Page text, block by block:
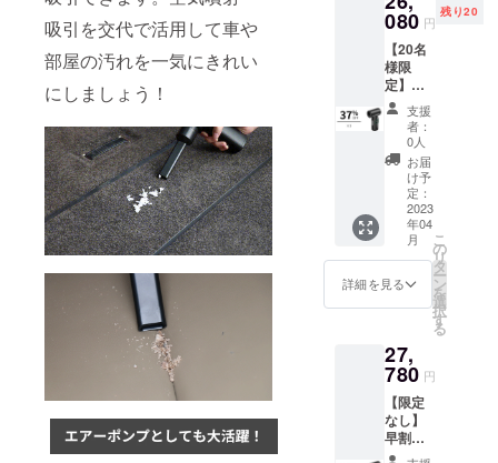
吸引を交代で活用して車や
部屋の汚れを一気にきれい
にしましょう！
ムノズ
ル×2 収
納巾着
×2 日本
語取扱
説明書
USB-A
to Type-
Cケーブ
ル×2 長
口ノズ
ル×2 細
口ノズ
ル×2
ビッグ
ノズル
×2 太口
ノズル
×2 ク
リー
ナーノ
ズル×2
ムノズ
ル×2 収
納巾着
×2 日本
語取扱
説明書
080 円
残り20
【20名
様限
定】超
早割
37％OF
F！ミニ
クリー
ナー
「CF01
」×3 ※
送料無
料（日
本国内
限定）
内容
物：
」本体
×3
USB-A
to Type-
Cケーブ
ル×3 長
口ノズ
支援
者：
0人
お届
け予
定：
2023
年04
月
詳細を見る
こ
の
リ
タ
ー
ン
を
選
択
す
る
27,
780 円
【限定
なし】
早割
33％OF